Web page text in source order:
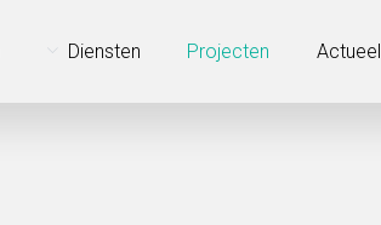
Diensten Projecten Actueel